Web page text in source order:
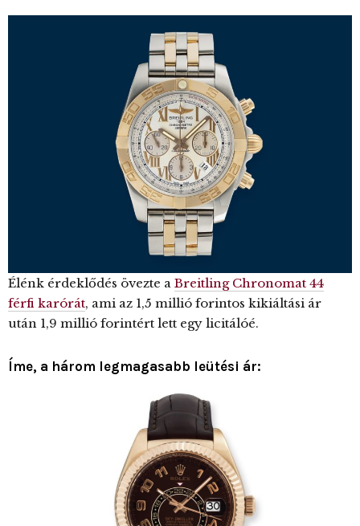
Élénk érdeklődés övezte a Breitling Chronomat 44
férfi karórát, ami az 1,5 millió forintos kikiáltási ár
után 1,9 millió forintért lett egy licitálóé.
Íme, a három legmagasabb leütési ár: